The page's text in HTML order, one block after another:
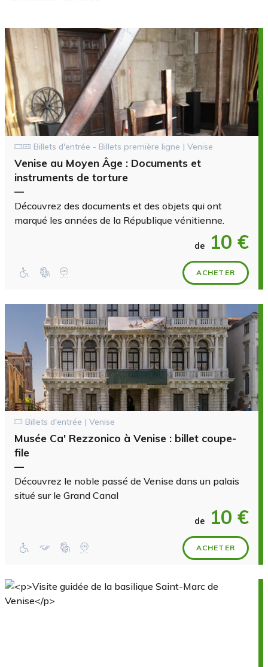
Billets d'entrée - Billets première ligne | Venise
Venise au Moyen Âge : Documents et
instruments de torture
—
Découvrez des documents et des objets qui ont
marqué les années de la République vénitienne.
de 10 €
ACHETER
Billets d'entrée | Venise
Musée Ca' Rezzonico à Venise : billet coupe-
file
—
Découvrez le noble passé de Venise dans un palais
situé sur le Grand Canal
de 10 €
ACHETER